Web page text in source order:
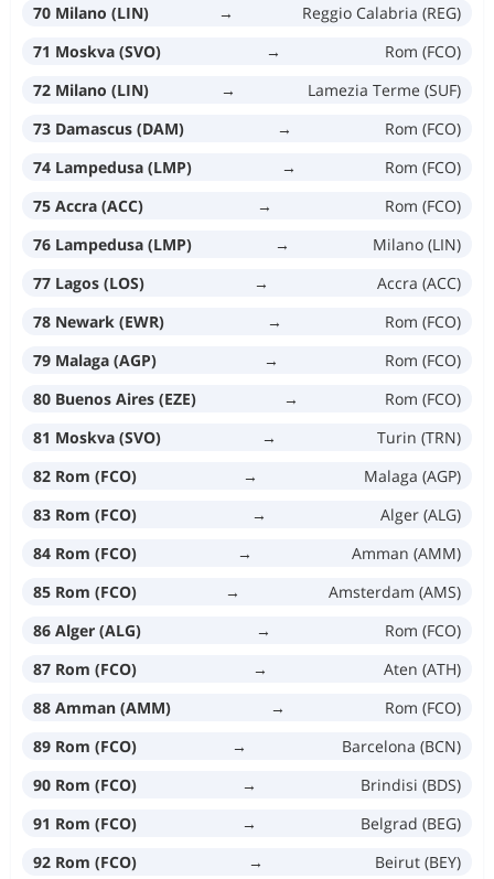
70 Milano (LIN)
→
Reggio Calabria (REG)
71 Moskva (SVO)
→
Rom (FCO)
72 Milano (LIN)
→
Lamezia Terme (SUF)
73 Damascus (DAM)
→
Rom (FCO)
74 Lampedusa (LMP)
→
Rom (FCO)
75 Accra (ACC)
→
Rom (FCO)
76 Lampedusa (LMP)
→
Milano (LIN)
77 Lagos (LOS)
→
Accra (ACC)
78 Newark (EWR)
→
Rom (FCO)
79 Malaga (AGP)
→
Rom (FCO)
80 Buenos Aires (EZE)
→
Rom (FCO)
81 Moskva (SVO)
→
Turin (TRN)
82 Rom (FCO)
→
Malaga (AGP)
83 Rom (FCO)
→
Alger (ALG)
84 Rom (FCO)
→
Amman (AMM)
85 Rom (FCO)
→
Amsterdam (AMS)
86 Alger (ALG)
→
Rom (FCO)
87 Rom (FCO)
→
Aten (ATH)
88 Amman (AMM)
→
Rom (FCO)
89 Rom (FCO)
→
Barcelona (BCN)
90 Rom (FCO)
→
Brindisi (BDS)
91 Rom (FCO)
→
Belgrad (BEG)
92 Rom (FCO)
→
Beirut (BEY)